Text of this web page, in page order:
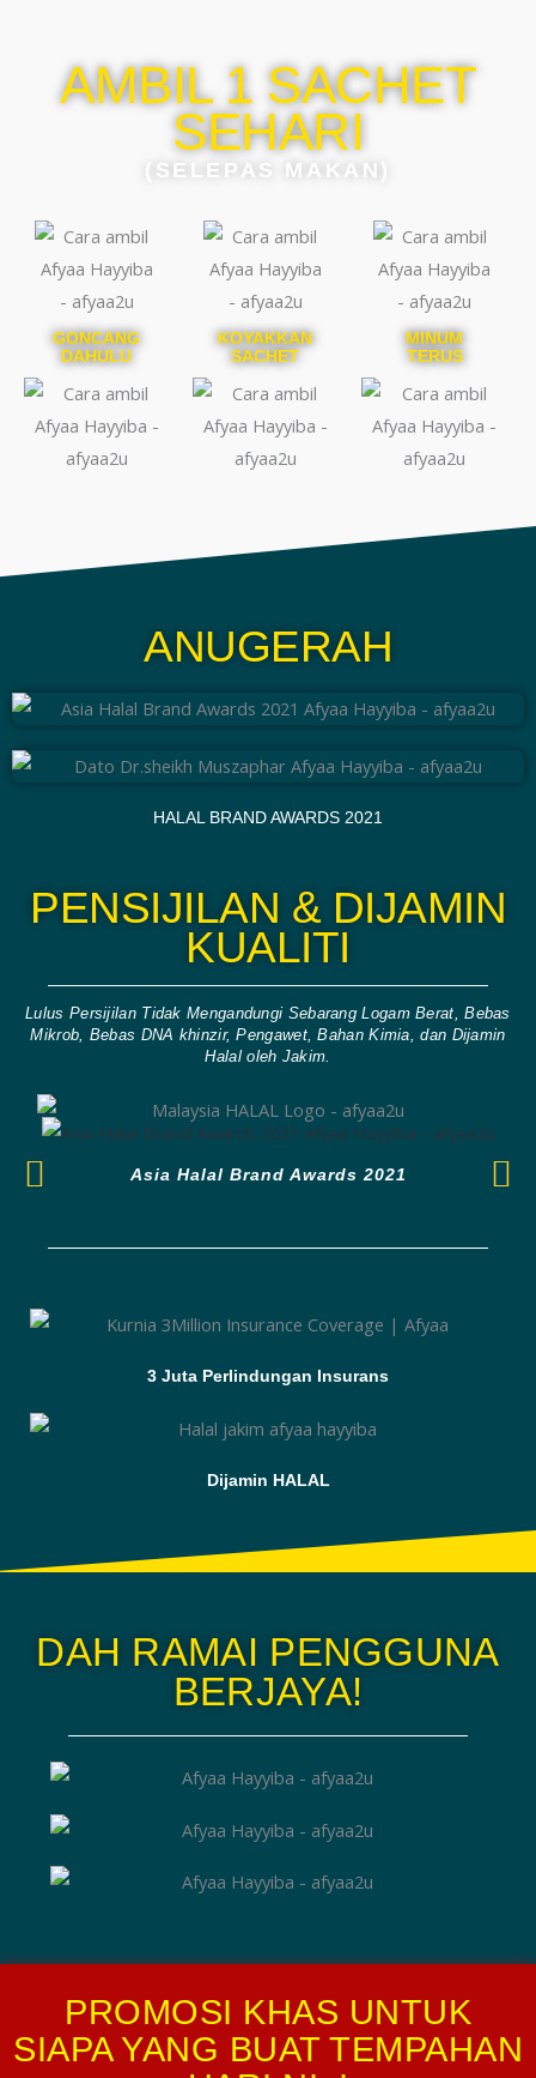
AMBIL 1 SACHET
SEHARI
(SELEPAS MAKAN)
GONCANG
DAHULU
KOYAKKAN
SACHET
MINUM
TERUS
ANUGERAH
HALAL BRAND AWARDS 2021
PENSIJILAN & DIJAMIN
KUALITI
Lulus Persijilan Tidak Mengandungi Sebarang Logam Berat, Bebas
Mikrob, Bebas DNA khinzir, Pengawet, Bahan Kimia, dan Dijamin
Halal oleh Jakim.
Asia Halal Brand Awards 2021
3 Juta Perlindungan Insurans
Dijamin HALAL
DAH RAMAI PENGGUNA
BERJAYA!
PROMOSI KHAS UNTUK
SIAPA YANG BUAT TEMPAHAN